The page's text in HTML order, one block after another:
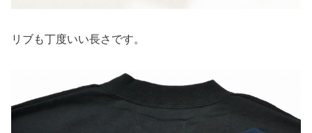
リブも丁度いい長さです。